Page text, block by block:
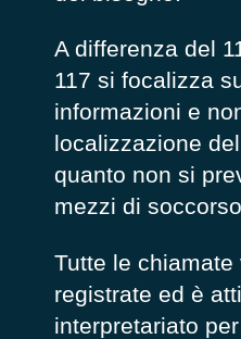
A differenza del
117 si focalizza
informazioni e
localizzazione
quanto non si
mezzi di
Tutte le chiamate
registrate ed è
interpretariato